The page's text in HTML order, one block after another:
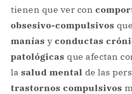
tienen que ver con
obsesivo-compulsivos
manías y conductas
patológicas que afectan
la salud mental de las
trastornos compulsivos